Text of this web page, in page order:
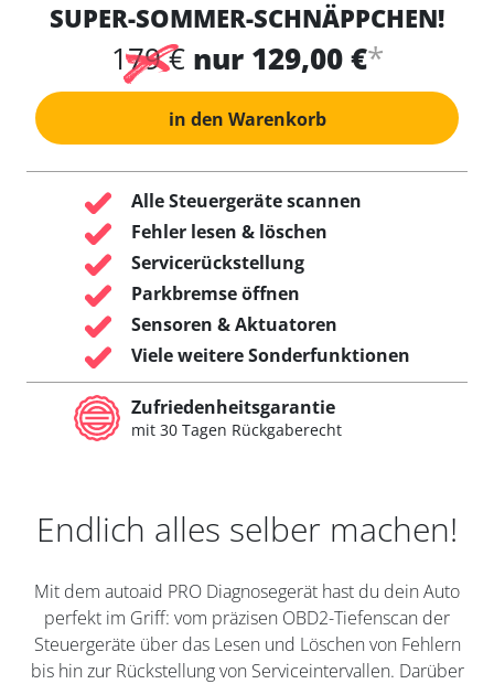
SUPER-SOMMER-SCHNÄPPCHEN!
179 € nur 129,00 €*
in den Warenkorb
Alle Steuergeräte scannen
Fehler lesen & löschen
Servicerückstellung
Parkbremse öffnen
Sensoren & Aktuatoren
Viele weitere Sonderfunktionen
Zufriedenheitsgarantie
mit 30 Tagen Rückgaberecht
Endlich alles selber machen!
Mit dem autoaid PRO Diagnosegerät hast du dein Auto
perfekt im Griff: vom präzisen OBD2-Tiefenscan der
Steuergeräte über das Lesen und Löschen von Fehlern
bis hin zur Rückstellung von Serviceintervallen. Darüber